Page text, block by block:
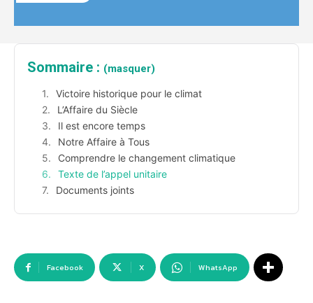
Sommaire : (masquer)
Victoire historique pour le climat
L’Affaire du Siècle
Il est encore temps
Notre Affaire à Tous
Comprendre le changement climatique
Texte de l’appel unitaire
Documents joints
Facebook X WhatsApp